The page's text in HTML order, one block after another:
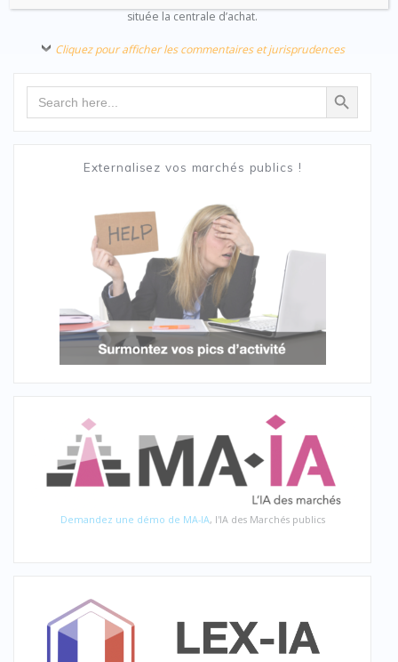
située la centrale d’achat.
Cliquez pour afficher les commentaires et jurisprudences
Search Search Button
Externalisez vos marchés publics !
Demandez une démo de MA-IA, l'IA des Marchés publics